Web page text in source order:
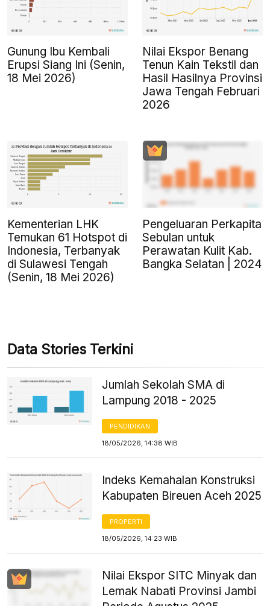
Gunung Ibu Kembali
Erupsi Siang Ini (Senin,
18 Mei 2026)
Nilai Ekspor Benang
Tenun Kain Tekstil dan
Hasil Hasilnya Provinsi
Jawa Tengah Februari
2026
Kementerian LHK
Temukan 61 Hotspot di
Indonesia, Terbanyak
di Sulawesi Tengah
(Senin, 18 Mei 2026)
Pengeluaran Perkapita
Sebulan untuk
Perawatan Kulit Kab.
Bangka Selatan | 2024
Data Stories Terkini
Jumlah Sekolah SMA di
Lampung 2018 - 2025
PENDIDIKAN
18/05/2026, 14:38 WIB
Indeks Kemahalan Konstruksi
Kabupaten Bireuen Aceh 2025
PROPERTI
18/05/2026, 14:23 WIB
Nilai Ekspor SITC Minyak dan
Lemak Nabati Provinsi Jambi